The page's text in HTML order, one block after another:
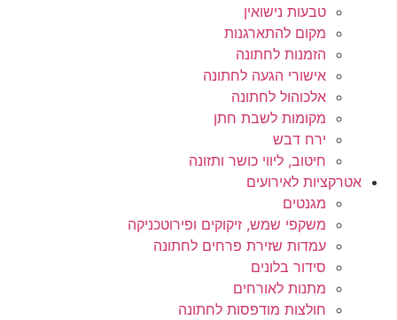
טבעות נישואין
מקום להתארגנות
הזמנות לחתונה
אישורי הגעה לחתונה
אלכוהול לחתונה
מקומות לשבת חתן
ירח דבש
חיטוב, ליווי כושר ותזונה
אטרקציות לאירועים
מגנטים
משקפי שמש, זיקוקים ופירוטכניקה
עמדות שזירת פרחים לחתונה
סידור בלונים
מתנות לאורחים
חולצות מודפסות לחתונה